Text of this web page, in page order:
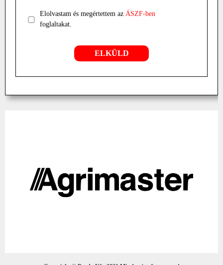
Elolvastam és megértettem az ÁSZF-ben
foglaltakat.